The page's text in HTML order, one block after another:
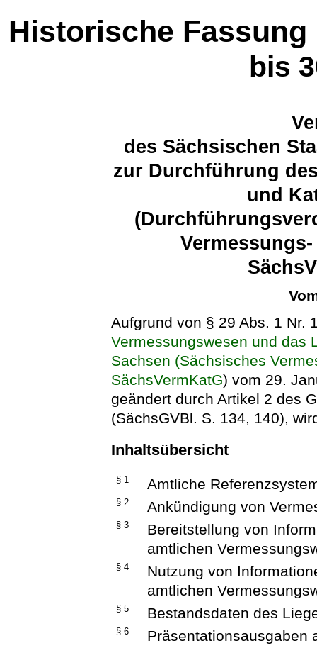
Historische Fassung
bis
des Sächsischen
zur Durchführung
und
Aufgrund von § 29 Abs. 1 Nr.
Vermessungswesen und das
Sachsen (Sächsisches
SächsVermKatG) vom 29.
geändert durch Artikel 2 des
(SächsGVBl. S. 134, 140),
Inhaltsübersicht
§ 1 Amtliche
§ 2 Ankündigung von
§ 3
Bereitstellung von
amtlichen
§ 4
Nutzung von
amtlichen
§ 5 Bestandsdaten des
§ 6 Präsentationsausgaben